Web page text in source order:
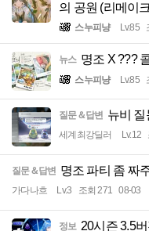
의 공원 (리메이
스누피냥 Lv.85
뉴스 명조 X ???
스누피냥 Lv.85
질문＆답변 뉴비 질
세계최강딜러 Lv.12
질문＆답변 명조 파티 좀 짜
가다나흐 Lv.3 조회 271 08-03
정보 20시즌 3.5